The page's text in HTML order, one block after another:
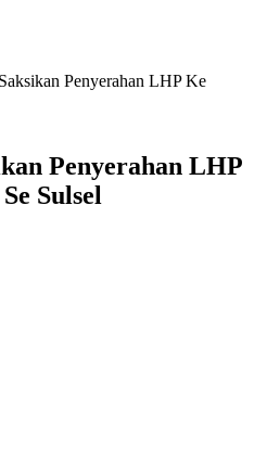
Penyerahan LHP Ke
Penyerahan LHP
Sulsel